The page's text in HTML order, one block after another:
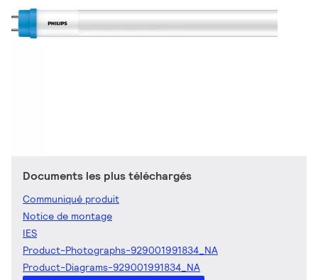
Documents les plus téléchargés
Communiqué produit
Notice de montage
IES
Product-Photographs-929001991834_NA
Product-Diagrams-929001991834_NA